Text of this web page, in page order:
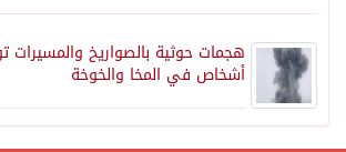
أشخاص في المخا والخوخة